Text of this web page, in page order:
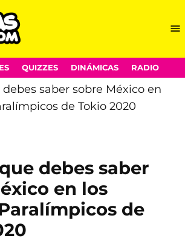
QUIZZES DINÁMICAS RADIO
debes saber
en los
de